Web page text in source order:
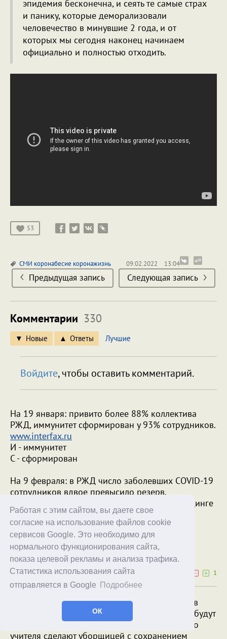
Работая с этим сайтом, вы даете свое
согласие на использование файлов cookie
сервисов Google. Это необходимо для
нормального функционирования сайта,
показа целевой рекламы и анализа трафика.
Статистика использования сайта
отправляется в Google
Подробнее
ОК
эпидемия бесконечна, и сеять те самые страх
и панику, которые деморализовали
человечество в минувшие 2 года, и от
которых мы сегодня наконец начинаем
официально и полностью отходить.
53
СМИ коронабесие коронажизнь 09.02.2022 13:04
Предыдущая запись Следующая запись
Комментарии 330
Новые Ответы Лучшие
Войдите, чтобы оставить комментарий.
На 19 января: привито более 88% коллектива
РЖД, иммунитет сформирован у 93% сотрудников.
www.interfax.ru
И - иммунитет
С - сформирован
На 9 февраля: в РЖД число заболевших COVID-19
сотрудников вдвое превысило резерв.
Ежесуточный прирост заболеваемости в холдинге
сейчас составляет около 2000 случаев.
www.interfax.ru
Wild Rider
10.02.22
09:55
1
Жириновский уверен, что антипрuвuвочников
начнут наказывать. Их не будут увольнять, но будут
сокращать по карьерной лестнице. Школьного
учителя сделают уборщицей с сохранением